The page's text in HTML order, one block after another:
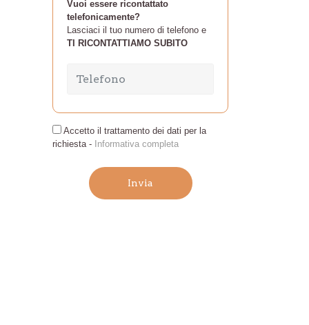
Vuoi essere ricontattato
telefonicamente?
Lasciaci il tuo numero di telefono e
TI RICONTATTIAMO SUBITO
Accetto il trattamento dei dati per la
richiesta - Informativa completa
Invia